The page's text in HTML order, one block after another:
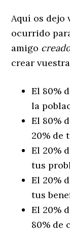
Aquí os dejo
ocurrido
amigo
crear
El 80%
la
El 80%
20% de
El 20%
tus
El 20%
tus
El 20%
80% de